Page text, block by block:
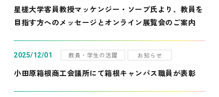
星槎大学客員教授マッケンジー・ソープ氏より、教員を
目指す方へのメッセージとオンライン展覧会のご案内
2025/12/01 教員・学生の活躍 お知らせ
小田原箱根商工会議所にて箱根キャンパス職員が表彰